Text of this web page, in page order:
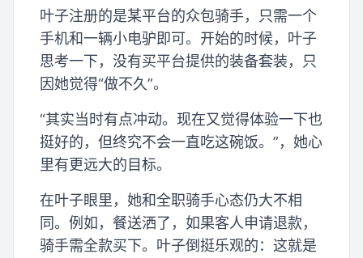
叶子注册的是某平台的众包骑手，只需一个
手机和一辆小电驴即可。开始的时候，叶子
思考一下，没有买平台提供的装备套装，只
因她觉得“做不久”。
“其实当时有点冲动。现在又觉得体验一下也
挺好的，但终究不会一直吃这碗饭。”，她心
里有更远大的目标。
在叶子眼里，她和全职骑手心态仍大不相
同。例如，餐送洒了，如果客人申请退款，
骑手需全款买下。叶子倒挺乐观的：这就是